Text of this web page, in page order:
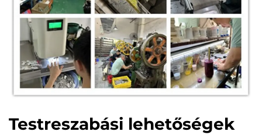
Testreszabási lehetőségek